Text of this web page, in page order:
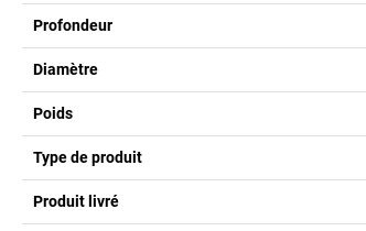
Profondeur
Diamètre
Poids
Type de produit
Produit livré